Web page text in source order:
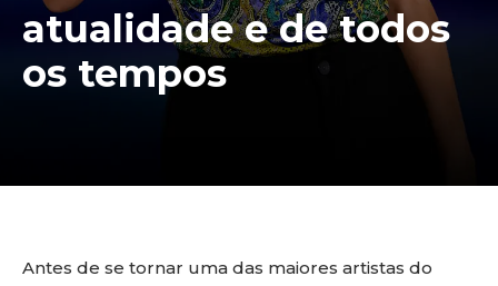
atualidade e de todos
os tempos
Antes de se tornar uma das maiores artistas do